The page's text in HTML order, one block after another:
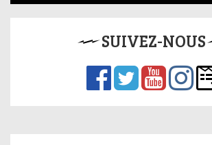
SUIVEZ-NOUS